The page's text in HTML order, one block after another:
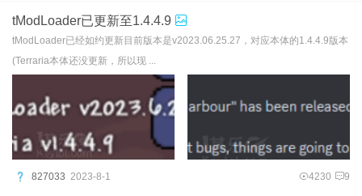
tModLoader已更新至1.4.4.9
tModLoader已经如约更新目前版本是v2023.06.25.27，对应本体的1.4.4.9版本
(Terraria本体还没更新，所以现 ...
827033 2023-8-1 4230 9